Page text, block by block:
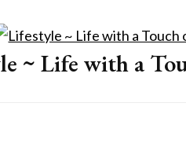
~ Life with a